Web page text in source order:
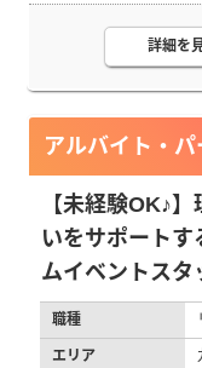
詳細を
アルバイト・パ
【未経験OK♪
いをサポートす
ムイベントスタ
職種
エリア